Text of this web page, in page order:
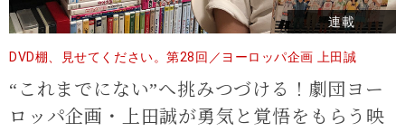
連載
DVD棚、見せてください。第28回／ヨーロッパ企画 上田誠
“これまでにない”へ挑みつづける！劇団ヨー
ロッパ企画・上田誠が勇気と覚悟をもらう映